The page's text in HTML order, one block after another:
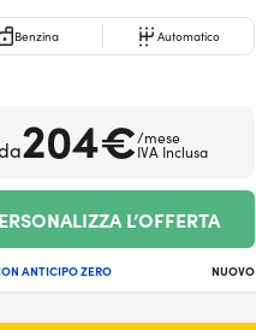
Benzina Automatico
204€/mese
IVA Inclusa
L’OFFERTA
ANTICIPO ZERO NUOVO